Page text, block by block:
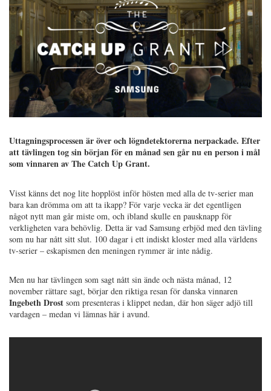
Uttagningsprocessen är över och lögndetektorerna nerpackade. Efter
att tävlingen tog sin början för en månad sen går nu en person i mål
som vinnaren av The Catch Up Grant.
Visst känns det nog lite hopplöst inför hösten med alla de tv-serier man
bara kan drömma om att ta ikapp? För varje vecka är det egentligen
något nytt man går miste om, och ibland skulle en pausknapp för
verkligheten vara behövlig. Detta är vad Samsung erbjöd med den tävling
som nu har nått sitt slut. 100 dagar i ett indiskt kloster med alla världens
tv-serier – eskapismen den meningen rymmer är inte nådig.
Men nu har tävlingen som sagt nått sin ände och nästa månad, 12
november rättare sagt, börjar den riktiga resan för danska vinnaren
Ingebeth Drost som presenteras i klippet nedan, där hon säger adjö till
vardagen – medan vi lämnas här i avund.